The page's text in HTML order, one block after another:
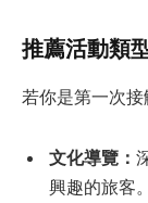
推薦活動類
若你是第一次接
文化導覽：
興趣的旅客。